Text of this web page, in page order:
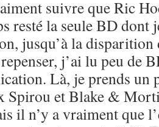
suivre que Ric
resté la seule BD dont
jusqu’à la disparition
j’ai lu peu de
Là, je prends un
Spirou et Blake &
il n’y a vraiment que